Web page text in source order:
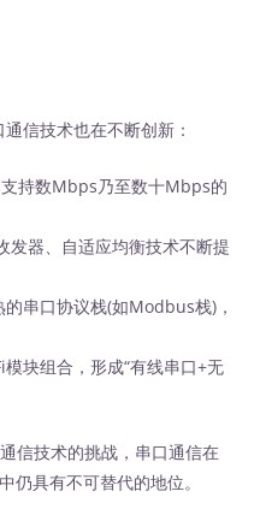
信技术也在不断创新：
持数Mbps乃至数十Mbps的
发器、自适应均衡技术不断提
串口协议栈(如Modbus栈)，
块组合，形成“有线串口+无
信技术的挑战，串口通信在
仍具有不可替代的地位。